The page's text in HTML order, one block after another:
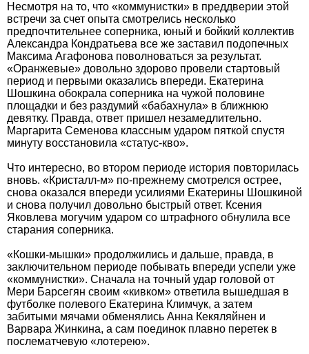
Несмотря на то, что «коммунистки» в преддверии этой
встречи за счет опыта смотрелись несколько
предпочтительнее соперника, юный и бойкий коллектив
Александра Кондратьева все же заставил подопечных
Максима Агафонова поволноваться за результат.
«Оранжевые» довольно здорово провели стартовый
период и первыми оказались впереди. Екатерина
Шошкина обокрала соперника на чужой половине
площадки и без раздумий «бабахнула» в ближнюю
девятку. Правда, ответ пришел незамедлительно.
Маргарита Семенова классным ударом пяткой спустя
минуту восстановила «статус-кво».
Что интересно, во втором периоде история повторилась
вновь. «Кристалл-м» по-прежнему смотрелся острее,
снова оказался впереди усилиями Екатерины Шошкиной
и снова получил довольно быстрый ответ. Ксения
Яковлева могучим ударом со штрафного обнулила все
старания соперника.
«Кошки-мышки» продолжились и дальше, правда, в
заключительном периоде побывать впереди успели уже
«коммунистки». Сначала на точный удар головой от
Мери Барсегян своим «кивком» ответила вышедшая в
футболке полевого Екатерина Климчук, а затем
забитыми мячами обменялись Анна Кекяляйнен и
Варвара Жинкина, а сам поединок плавно перетек в
послематчевую «лотерею».